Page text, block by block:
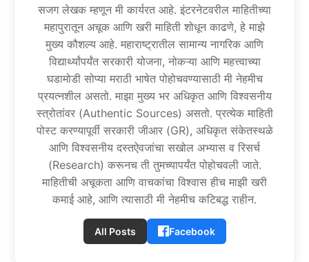
सजग लेखक म्हणून मी कार्यरत आहे. इंटरनेटवरील माहितीच्या
महापुरातून अचूक आणि खरी माहिती शोधून काढणे, हे माझे
मुख्य कौशल्य आहे. महाराष्ट्रातील सामान्य नागरिक आणि
विद्यार्थ्यांपर्यंत सरकारी योजना, नोकऱ्या आणि महत्त्वाच्या
घडामोडी सोप्या मराठी भाषेत पोहोचवण्यासाठी मी नेहमीच
प्रयत्नशील असतो. माझा मुख्य भर अधिकृत आणि विश्वसनीय
स्त्रोतांवर (Authentic Sources) असतो. प्रत्येक माहिती
पोस्ट करण्यापूर्वी सरकारी जीआर (GR), अधिकृत संकेतस्थळे
आणि विश्वसनीय दस्तऐवजांचा सखोल अभ्यास व रिसर्च
(Research) करूनच ती तुमच्यापर्यंत पोहोचवली जाते.
माहितीची अचूकता आणि वाचकांचा विश्वास हीच माझी खरी
कमाई आहे, आणि त्यासाठी मी नेहमीच कटिबद्ध राहीन.
All Posts Facebook